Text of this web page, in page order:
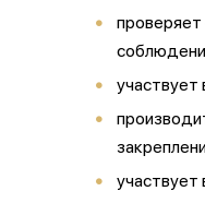
участвует
участвует